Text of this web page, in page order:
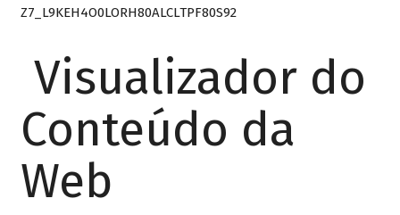
Z7_L9KEH4O0LORH80ALCLTPF80S92
Visualizador do
Conteúdo da
Web